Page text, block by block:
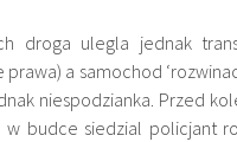
droga ulegla jednak
a samochod
niespodzianka. Przed
w budce siedzial policjant